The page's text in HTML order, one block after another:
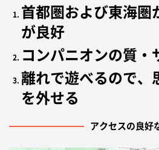
首都圏および東海圏
が良好
コンパニオンの質・
離れで遊べるので、
を外せる
アクセスの良好